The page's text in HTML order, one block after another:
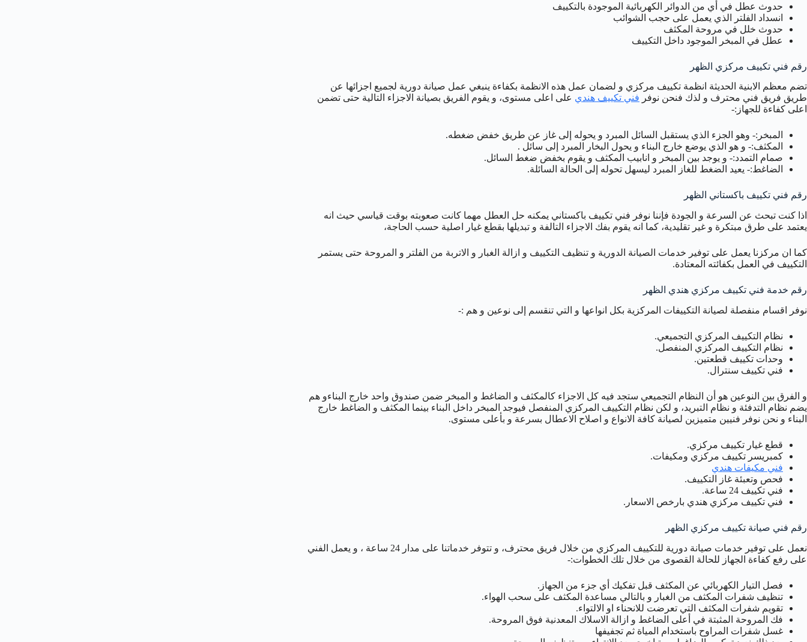
حدوث عطل في أي من الدوائر الكهربائية الموجودة بالتكييف
انسداد الفلتر الذي يعمل على حجب الشوائب
حدوث خلل في مروحة المكثف
عطل في المبخر الموجود داخل التكييف
رقم فني تكييف مركزي الظهر
تضم معظم الابنية الحديثة انظمة تكييف مركزي و لضمان عمل هذه الانظمة بكفاءة ينبغي عمل صيانة دورية لجميع اجزائها عن
طريق فريق فني محترف و لذك فنحن نوفر فني تكييف هندي على اعلى مستوى، و يقوم الفريق بصيانة الاجزاء التالية حتى تضمن
اعلى كفاءة للجهاز:-
المبخر:- وهو الجزء الذي يستقبل السائل المبرد و يحوله إلى غاز عن طريق خفض ضغطه.
المكثف:- و هو الذي يوضع خارج البناء و يحول البخار المبرد إلى سائل .
صمام التمدد:- و يوجد بين المبخر و انابيب المكثف و يقوم بخفض ضغط السائل.
الضاغط:- يعيد الضغط للغاز المبرد ليسهل تحوله إلى الحالة السائلة.
رقم فني تكييف باكستاني الظهر
اذا كنت تبحث عن السرعة و الجودة فإننا نوفر فني تكييف باكستاني يمكنه حل العطل مهما كانت صعوبته بوقت قياسي حيث انه
يعتمد على طرق مبتكرة و غير تقليدية، كما انه يقوم بفك الاجزاء التالفة و تبديلها بقطع غيار اصلية حسب الحاجة،
كما ان مركزنا يعمل على توفير خدمات الصيانة الدورية و تنظيف التكييف و ازالة الغبار و الاتربة من الفلتر و المروحة حتى يستمر
التكييف في العمل بكفائته المعتادة.
رقم خدمة فني تكييف مركزي هندي الظهر
نوفر اقسام منفصلة لصيانة التكييفات المركزية بكل انواعها و التي تنقسم إلى نوعين و هم :-
نظام التكييف المركزي التجميعي.
نظام التكييف المركزي المنفصل.
وحدات تكييف قطعتين.
فني تكييف سنترال.
و الفرق بين النوعين هو أن النظام التجميعي ستجد فيه كل الاجزاء كالمكثف و الضاغط و المبخر ضمن صندوق واحد خارج البناءو هم
يضم نظام التدفئة و نظام التبريد، و لكن نظام التكييف المركزي المنفصل فيوجد المبخر داخل البناء بينما المكثف و الضاغط خارج
البناء و نحن نوفر فنيين متميزين لصيانة كافة الانواع و اصلاح الاعطال بسرعة و بأعلى مستوى.
قطع غيار تكييف مركزي.
كمبريسر تكييف مركزي ومكيفات.
فني مكيفات هندي
فحص وتعبئة غاز التكييف.
فني تكييف 24 ساعة.
فني تكييف مركزي هندي بارخص الاسعار.
رقم فني صيانة تكييف مركزي الظهر
نعمل على توفير خدمات صيانة دورية للتكييف المركزي من خلال فريق محترف، و تتوفر خدماتنا على مدار 24 ساعة ، و يعمل الفني
على رفع كفاءة الجهاز للحالة القصوى من خلال تلك الخطوات:-
فصل التيار الكهربائي عن المكثف قبل تفكيك أي جزء من الجهاز.
تنظيف شفرات المكثف من الغبار و بالتالي مساعدة المكثف على سحب الهواء.
تقويم شفرات المكثف التي تعرضت للانحناء او الالتواء.
فك المروحة المثبتة في أعلى الضاغط و ازالة الاسلاك المعدنية فوق المروحة.
غسل شفرات المراوح باستخدام المياة ثم تجفيفها